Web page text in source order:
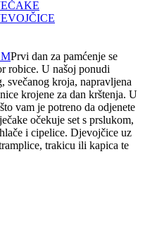
Prvi dan za pamćenje se
robice. U našoj ponudi
svečanog kroja, napravljena
krojene za dan krštenja. U
vam je potreno da odjenete
očekuje set s prslukom,
i cipelice. Djevojčice uz
trakicu ili kapica te